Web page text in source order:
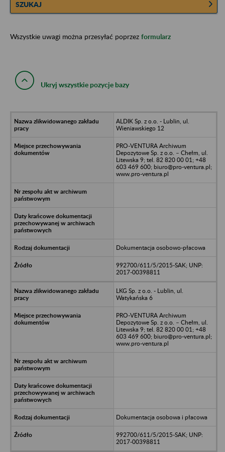
SZUKAJ
Wszystkie uwagi można przesyłać poprzez formularz
Ukryj wszystkie pozycje bazy
ALDIK Sp. z o.o. - Lublin, ul.
Wieniawskiego 12
PRO-VENTURA Archiwum
Depozytowe Sp. z o.o. – Chełm, ul.
Litewska 9; tel. 82 820 00 01; +48
603 469 600; biuro@pro-ventura.pl;
www.pro-ventura.pl
Dokumentacja osobowo-płacowa
992700/611/5/2015-SAK; UNP:
2017-00398811
LKG Sp. z o.o. - Lublin, ul.
Watykańska 6
PRO-VENTURA Archiwum
Depozytowe Sp. z o.o. – Chełm, ul.
Litewska 9; tel. 82 820 00 01; +48
603 469 600; biuro@pro-ventura.pl;
www.pro-ventura.pl
Dokumentacja osobowa i płacowa
992700/611/5/2015-SAK; UNP:
2017-00398811